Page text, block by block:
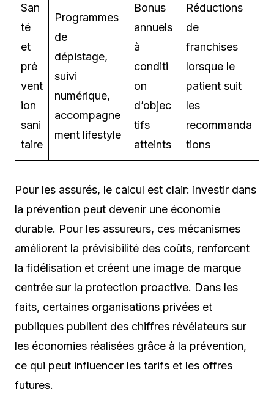
San
té
et
pré
vent
ion
sani
taire
Programmes
de
dépistage,
suivi
numérique,
accompagne
ment lifestyle
Bonus
annuels
à
conditi
on
d’objec
tifs
atteints
Réductions
de
franchises
lorsque le
patient suit
les
recommanda
tions
Pour les assurés, le calcul est clair: investir dans
la prévention peut devenir une économie
durable. Pour les assureurs, ces mécanismes
améliorent la prévisibilité des coûts, renforcent
la fidélisation et créent une image de marque
centrée sur la protection proactive. Dans les
faits, certaines organisations privées et
publiques publient des chiffres révélateurs sur
les économies réalisées grâce à la prévention,
ce qui peut influencer les tarifs et les offres
futures.